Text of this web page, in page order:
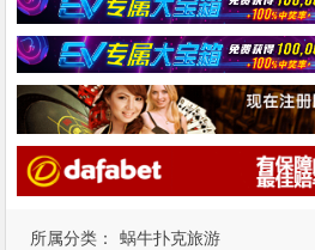
所属分类： 蜗牛扑克旅游